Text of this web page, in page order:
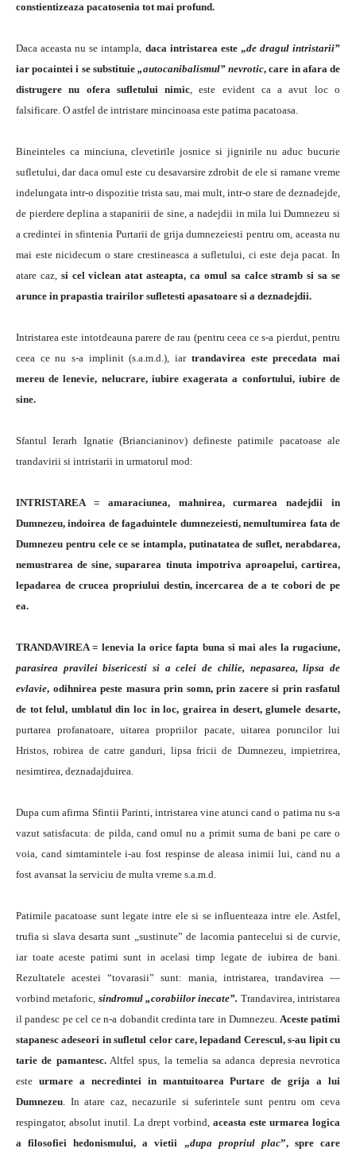
constientizeaza pacatosenia tot mai profund.
Daca aceasta nu se intampla, daca intristarea este „de dragul intristarii”
iar pocaintei i se substituie „autocanibalismul” nevrotic, care in afara de
distrugere nu ofera sufletului nimic, este evident ca a avut loc o
falsificare. O astfel de intristare mincinoasa este patima pacatoasa.
Bineinteles ca minciuna, clevetirile josnice si jignirile nu aduc bucurie
sufletului, dar daca omul este cu desavarsire zdrobit de ele si ramane vreme
indelungata intr-o dispozitie trista sau, mai mult, intr-o stare de deznadejde,
de pierdere deplina a stapanirii de sine, a nadejdii in mila lui Dumnezeu si
a credintei in sfintenia Purtarii de grija dumnezeiesti pentru om, aceasta nu
mai este nicidecum o stare crestineasca a sufletului, ci este deja pacat. In
atare caz,si cel viclean atat asteapta, ca omul sa calce stramb si sa se
arunce in prapastia trairilor sufletesti apasatoare si a deznadejdii.
Intristarea este intotdeauna parere de rau (pentru ceea ce s-a pierdut, pentru
ceea ce nu s-a implinit (s.a.m.d.), iartrandavirea este precedata mai
mereu de lenevie, nelucrare, iubire exagerata a confortului, iubire de
sine.
Sfantul Ierarh Ignatie (Briancianinov) defineste patimile pacatoase ale
trandavirii si intristarii in urmatorul mod:
INTRISTAREA = amaraciunea, mahnirea, curmarea nadejdii in
Dumnezeu, indoirea de fagaduintele dumnezeiesti, nemultumirea fata de
Dumnezeu pentru cele ce se intampla, putinatatea de suflet, nerabdarea,
nemustrarea de sine, supararea tinuta impotriva aproapelui, cartirea,
lepadarea de crucea propriului destin, incercarea de a te cobori de pe
ea.
TRANDAVIREA = lenevia la orice fapta buna si mai ales la rugaciune,
parasirea pravilei bisericesti si a celei de chilie, nepasarea, lipsa de
evlavie, odihnirea peste masura prin somn, prin zacere si prin rasfatul
de tot felul, umblatul din loc in loc, grairea in desert, glumele desarte,
purtarea profanatoare, uitarea propriilor pacate, uitarea poruncilor lui
Hristos, robirea de catre ganduri, lipsa fricii de Dumnezeu, impietrirea,
nesimtirea, deznadajduirea.
Dupa cum afirma Sfintii Parinti, intristarea vine atunci cand o patima nu s-a
vazut satisfacuta: de pilda, cand omul nu a primit suma de bani pe care o
voia, cand simtamintele i-au fost respinse de aleasa inimii lui, cand nu a
fost avansat la serviciu de multa vreme s.a.m.d.
Patimile pacatoase sunt legate intre ele si se influenteaza intre ele. Astfel,
trufia si slava desarta sunt „sustinute” de lacomia pantecelui si de curvie,
iar toate aceste patimi sunt in acelasi timp legate de iubirea de bani.
Rezultatele acestei “tovarasii” sunt: mania, intristarea, trandavirea —
vorbind metaforic, sindromul „corabiilor inecate”. Trandavirea, intristarea
il pandesc pe cel ce n-a dobandit credinta tare in Dumnezeu. Aceste patimi
stapanesc adeseori in sufletul celor care, lepadand Cerescul, s-au lipit cu
tarie de pamantesc.Altfel spus, la temelia sa adanca depresia nevrotica
este urmare a necredintei in mantuitoarea Purtare de grija a lui
Dumnezeu. In atare caz, necazurile si suferintele sunt pentru om ceva
respingator, absolut inutil. La drept vorbind, aceasta este urmarea logica
a filosofiei hedonismului, a vietii „dupa propriul plac”, spre care